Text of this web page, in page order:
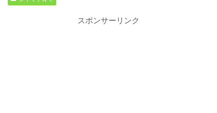
スポンサーリンク